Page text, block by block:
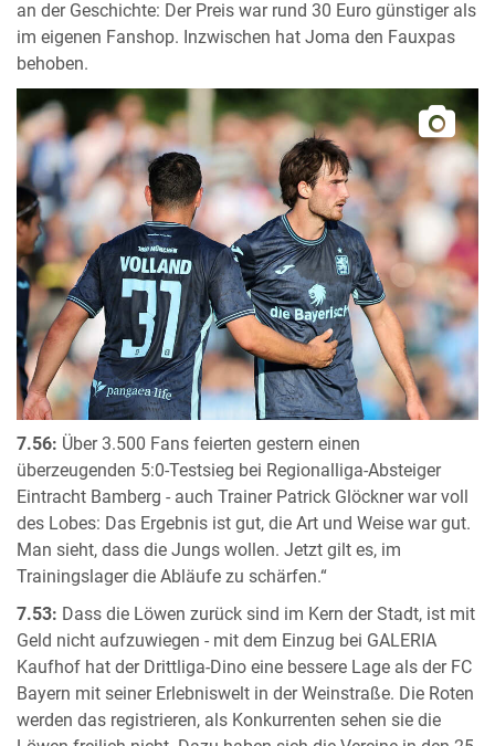
an der Geschichte: Der Preis war rund 30 Euro günstiger als
im eigenen Fanshop. Inzwischen hat Joma den Fauxpas
behoben.
7.56: Über 3.500 Fans feierten gestern einen
überzeugenden 5:0-Testsieg bei Regionalliga-Absteiger
Eintracht Bamberg - auch Trainer Patrick Glöckner war voll
des Lobes: Das Ergebnis ist gut, die Art und Weise war gut.
Man sieht, dass die Jungs wollen. Jetzt gilt es, im
Trainingslager die Abläufe zu schärfen.“
7.53: Dass die Löwen zurück sind im Kern der Stadt, ist mit
Geld nicht aufzuwiegen - mit dem Einzug bei GALERIA
Kaufhof hat der Drittliga-Dino eine bessere Lage als der FC
Bayern mit seiner Erlebniswelt in der Weinstraße. Die Roten
werden das registrieren, als Konkurrenten sehen sie die